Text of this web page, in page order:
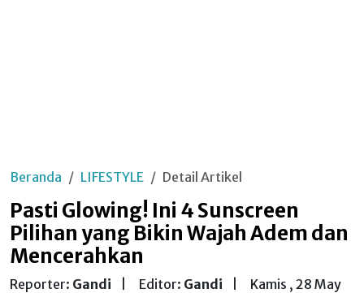
Beranda LIFESTYLE Detail Artikel
Pasti Glowing! Ini 4 Sunscreen
Pilihan yang Bikin Wajah Adem dan
Mencerahkan
Reporter: Gandi Editor: Gandi
Kamis , 28 May